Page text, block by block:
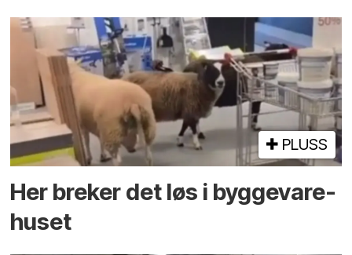
PLUSS
Her breker det løs i bygge­vare­
huset